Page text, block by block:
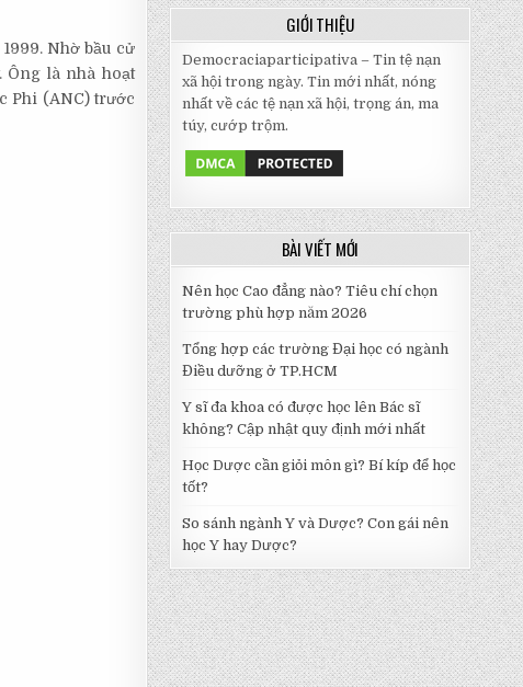
Nhờ bầu cử
Ông là nhà hoạt
Phi (ANC) trước
GIỚI THIỆU
Democraciaparticipativa – Tin tệ nạn
xã hội trong ngày. Tin mới nhất, nóng
nhất về các tệ nạn xã hội, trọng án, ma
túy, cướp trộm.
BÀI VIẾT MỚI
Nên học Cao đẳng nào? Tiêu chí chọn
trường phù hợp năm 2026
Tổng hợp các trường Đại học có ngành
Điều dưỡng ở TP.HCM
Y sĩ đa khoa có được học lên Bác sĩ
không? Cập nhật quy định mới nhất
Học Dược cần giỏi môn gì? Bí kíp để học
tốt?
So sánh ngành Y và Dược? Con gái nên
học Y hay Dược?